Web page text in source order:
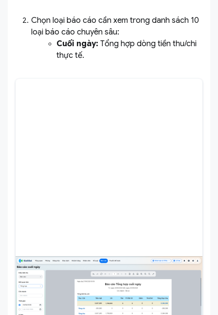
Chọn loại báo cáo cần xem trong danh sách 10
loại báo cáo chuyên sâu:
Cuối ngày: Tổng hợp dòng tiền thu/chi
thực tế.